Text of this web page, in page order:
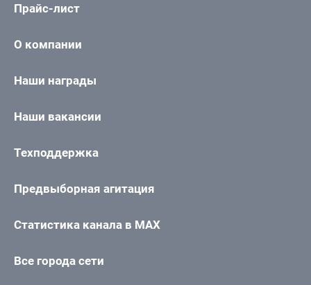
Прайс-лист
О компании
Наши награды
Наши вакансии
Техподдержка
Предвыборная агитация
Статистика канала в MAX
Все города сети